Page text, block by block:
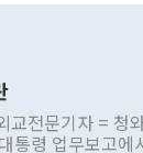
전문기자 = 청
통령 업무보고